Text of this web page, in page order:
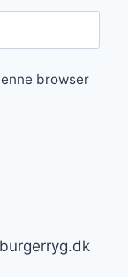
browser